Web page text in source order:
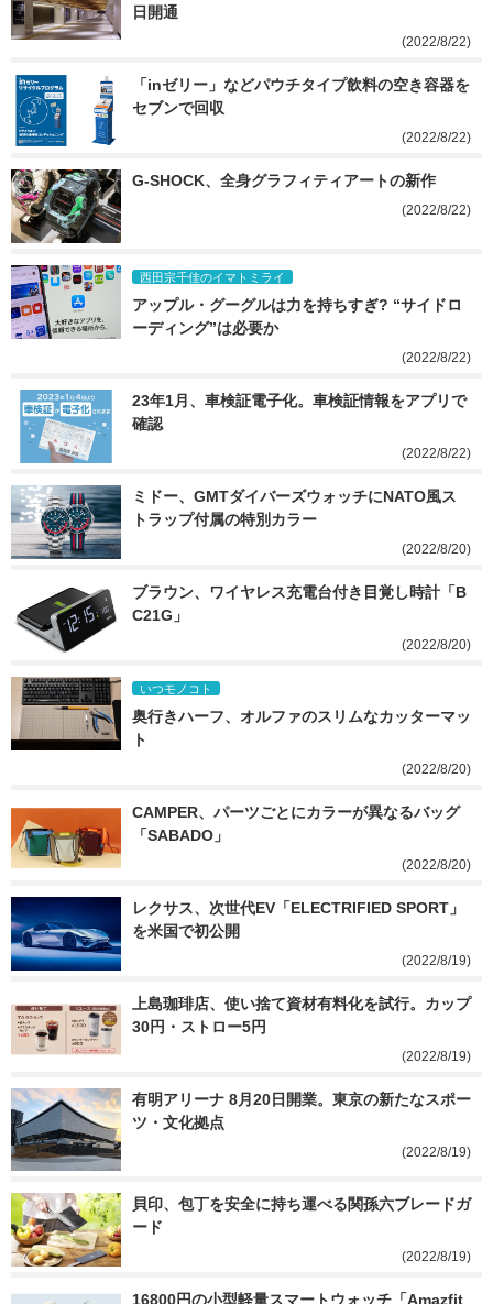
日開通
(2022/8/22)
「inゼリー」などパウチタイプ飲料の空き容器を
セブンで回収
(2022/8/22)
G-SHOCK、全身グラフィティアートの新作
(2022/8/22)
西田宗千佳のイマトミライ
アップル・グーグルは力を持ちすぎ? “サイドロ
ーディング”は必要か
(2022/8/22)
23年1月、車検証電子化。車検証情報をアプリで
確認
(2022/8/22)
ミドー、GMTダイバーズウォッチにNATO風ス
トラップ付属の特別カラー
(2022/8/20)
ブラウン、ワイヤレス充電台付き目覚し時計「B
C21G」
(2022/8/20)
いつモノコト
奥行きハーフ、オルファのスリムなカッターマッ
ト
(2022/8/20)
CAMPER、パーツごとにカラーが異なるバッグ
「SABADO」
(2022/8/20)
レクサス、次世代EV「ELECTRIFIED SPORT」
を米国で初公開
(2022/8/19)
上島珈琲店、使い捨て資材有料化を試行。カップ
30円・ストロー5円
(2022/8/19)
有明アリーナ 8月20日開業。東京の新たなスポー
ツ・文化拠点
(2022/8/19)
貝印、包丁を安全に持ち運べる関孫六ブレードガ
ード
(2022/8/19)
16800円の小型軽量スマートウォッチ「Amazfit